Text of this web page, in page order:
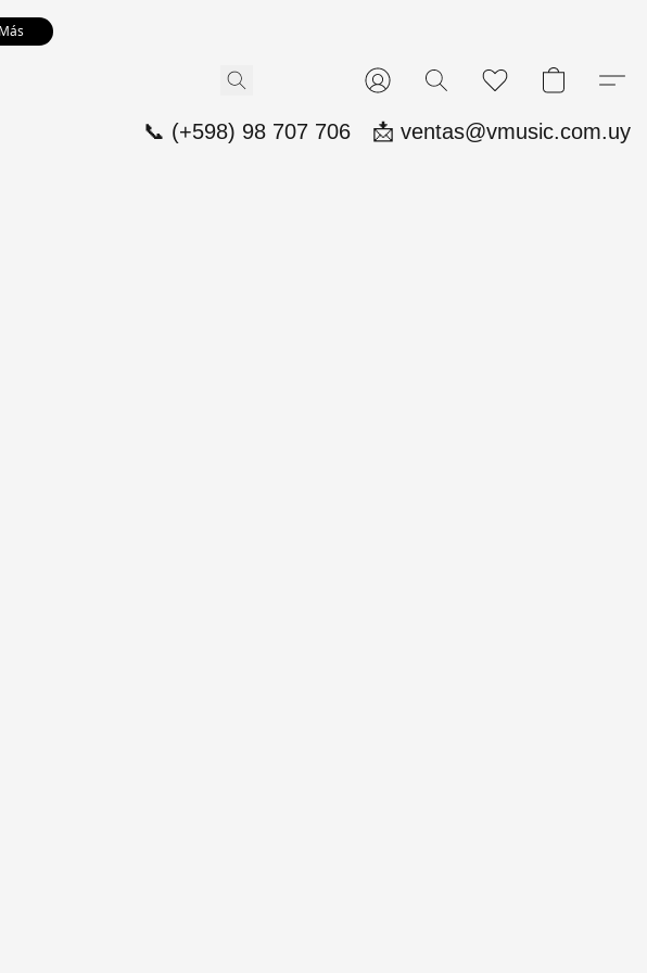
📞 (+598) 98 707 706 📩 ventas@vmusic.com.uy